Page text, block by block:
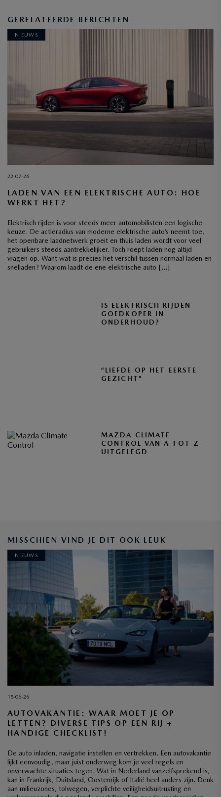
GERELATEERDE BERICHTEN
NIEUWS
22-07-26
LADEN VAN EEN ELEKTRISCHE AUTO: HOE
WERKT HET?
Elektrisch rijden is voor steeds meer automobilisten een logische
keuze. De actieradius van moderne elektrische auto’s neemt toe,
het openbare laadnetwerk groeit en thuis laden wordt voor veel
gebruikers steeds aantrekkelijker. Toch roept laden nog altijd
vragen op. Want wat is precies het verschil tussen normaal laden en
snelladen? Waarom laadt de ene elektrische auto […]
IS ELEKTRISCH RIJDEN
GOEDKOPER IN
ONDERHOUD?
“LIEFDE OP HET EERSTE
GEZICHT”
MAZDA CLIMATE
CONTROL VAN A TOT Z
UITGELEGD
MISSCHIEN VIND JE DIT OOK LEUK
NIEUWS
15-06-26
AUTOVAKANTIE: WAAR MOET JE OP
LETTEN? DIVERSE TIPS OP EEN RIJ +
HANDIGE CHECKLIST!
De auto inladen, navigatie instellen en vertrekken. Een autovakantie
lijkt eenvoudig, maar juist onderweg kom je veel regels en
onverwachte situaties tegen. Wat in Nederland vanzelfsprekend is,
kan in Frankrijk, Duitsland, Oostenrijk of Italië heel anders zijn. Denk
aan milieuzones, tolwegen, verplichte veiligheidsuitrusting en